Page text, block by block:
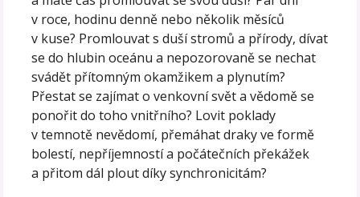
v roce, hodinu denně nebo několik měsíců
v kuse? Promlouvat s duší stromů a přírody, dívat
se do hlubin oceánu a nepozorovaně se nechat
svádět přítomným okamžikem a plynutím?
Přestat se zajímat o venkovní svět a vědomě se
ponořit do toho vnitřního? Lovit poklady
v temnotě nevědomí, přemáhat draky ve formě
bolestí, nepříjemností a počátečních překážek
a přitom dál plout díky synchronicitám?